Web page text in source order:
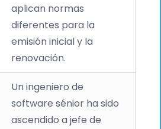
aplican normas
diferentes para la
emisión inicial y la
renovación.
Un ingeniero de
software sénior ha sido
ascendido a jefe de